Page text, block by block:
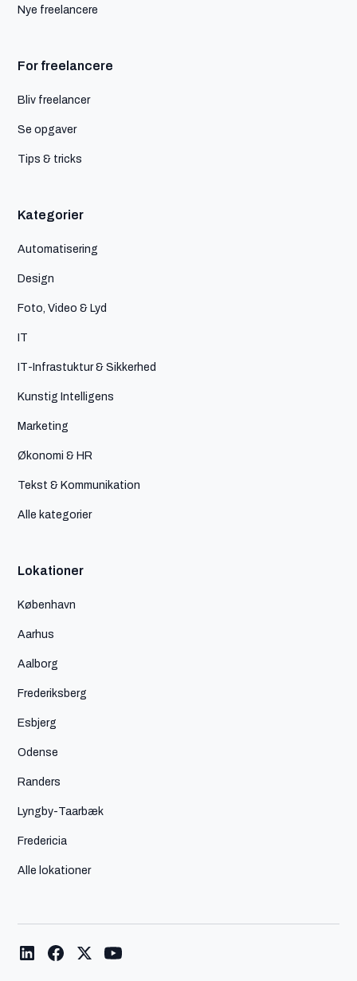
Nye freelancere
For freelancere
Bliv freelancer
Se opgaver
Tips & tricks
Kategorier
Automatisering
Design
Foto, Video & Lyd
IT
IT-Infrastuktur & Sikkerhed
Kunstig Intelligens
Marketing
Økonomi & HR
Tekst & Kommunikation
Alle kategorier
Lokationer
København
Aarhus
Aalborg
Frederiksberg
Esbjerg
Odense
Randers
Lyngby-Taarbæk
Fredericia
Alle lokationer